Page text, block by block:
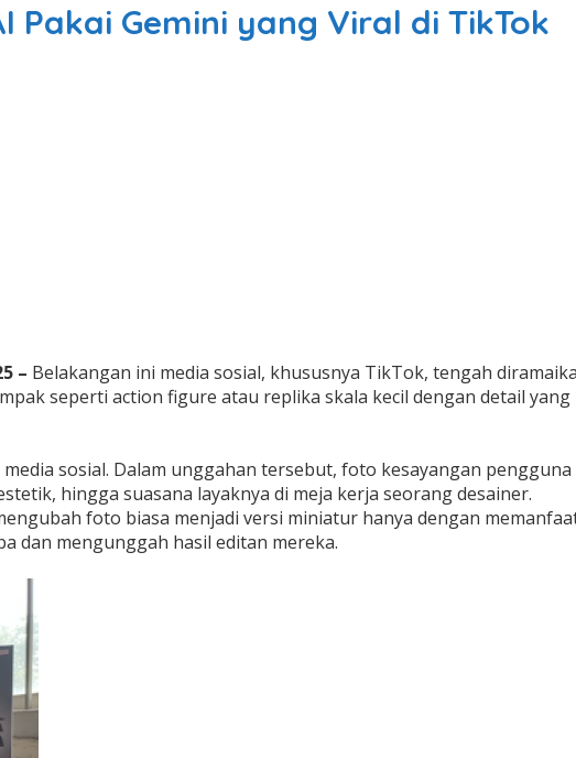
Pakai Gemini yang Viral di TikTok
– Belakangan ini media sosial, khususnya TikTok, tengah
seperti action figure atau replika skala kecil dengan detail
sosial. Dalam unggahan tersebut, foto kesayangan
hingga suasana layaknya di meja kerja seorang desainer.
foto biasa menjadi versi miniatur hanya dengan
dan mengunggah hasil editan mereka.